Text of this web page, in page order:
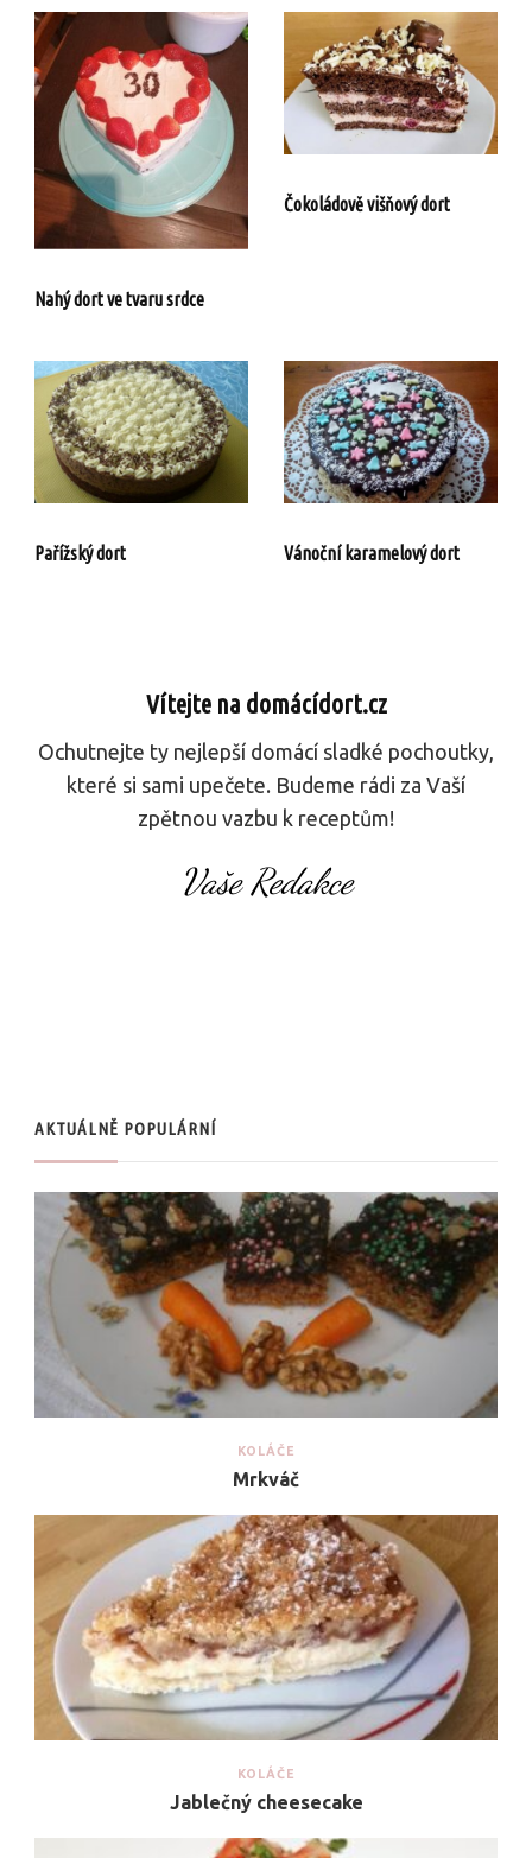
Nahý dort ve tvaru srdce
Čokoládově višňový dort
Pařížský dort Vánoční karamelový dort
Vítejte na domácídort.cz
Ochutnejte ty nejlepší domácí sladké pochoutky,
které si sami upečete. Budeme rádi za Vaší
zpětnou vazbu k receptům!
Vaše Redakce
AKTUÁLNĚ POPULÁRNÍ
KOLÁČE
Mrkváč
KOLÁČE
Jablečný cheesecake